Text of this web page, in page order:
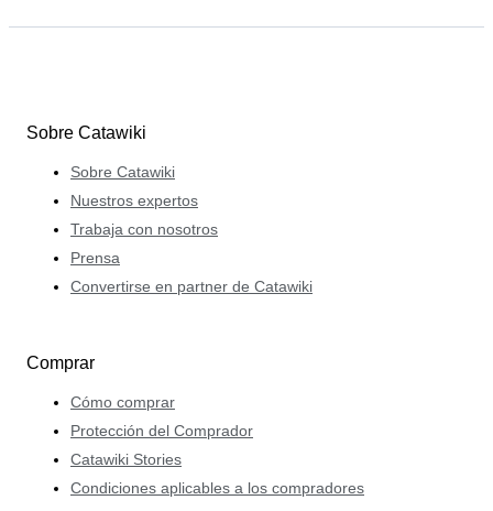
Sobre Catawiki
Sobre Catawiki
Nuestros expertos
Trabaja con nosotros
Prensa
Convertirse en partner de Catawiki
Comprar
Cómo comprar
Protección del Comprador
Catawiki Stories
Condiciones aplicables a los compradores